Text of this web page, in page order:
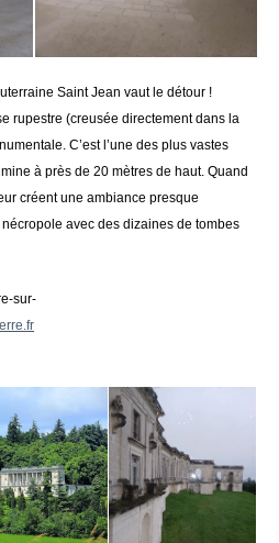
Saint Jean vaut le détour !
rupestre (creusée directement dans la
C’est l’une des plus vastes
à près de 20 mètres de haut. Quand
créent une ambiance presque
avec des dizaines de tombes
sur-